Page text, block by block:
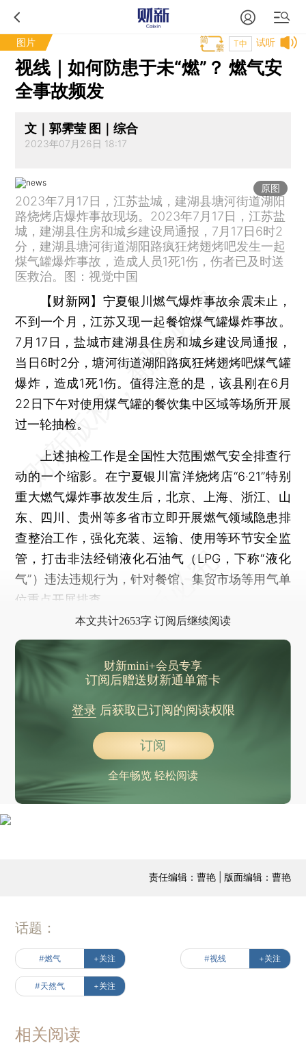
图片 试听
T中
视线｜如何防患于未“燃”？ 燃气安
全事故频发
文｜郭霁莹 图｜综合
2023年07月26日 18:17
原图
2023年7月17日，江苏盐城，建湖县塘河街道湖阳
路烧烤店爆炸事故现场。2023年7月17日，江苏盐
城，建湖县住房和城乡建设局通报，7月17日6时2
分，建湖县塘河街道湖阳路疯狂烤翅烤吧发生一起
煤气罐爆炸事故，造成人员1死1伤，伤者已及时送
医救治。图：视觉中国
【财新网】宁夏银川燃气爆炸事故余震未止，
不到一个月，江苏又现一起餐馆煤气罐爆炸事故。
7月17日，盐城市建湖县住房和城乡建设局通报，
当日6时2分，塘河街道湖阳路疯狂烤翅烤吧煤气罐
爆炸，造成1死1伤。值得注意的是，该县刚在6月
22日下午对使用煤气罐的餐饮集中区域等场所开展
过一轮抽检。
上述抽检工作是全国性大范围燃气安全排查行
动的一个缩影。在宁夏银川富洋烧烤店“6·21”特别
重大燃气爆炸事故发生后，北京、上海、浙江、山
东、四川、贵州等多省市立即开展燃气领域隐患排
查整治工作，强化充装、运输、使用等环节安全监
管，打击非法经销液化石油气（LPG，下称“液化
气”）违法违规行为，针对餐馆、集贸市场等用气单
位重点开展排查。
本文共计2653字 订阅后继续阅读
财新mini+会员专享
订阅后赠送财新通单篇卡
登录后获取已订阅的阅读权限
订阅
全年畅览 轻松阅读
责任编辑：曹艳 | 版面编辑：曹艳
话题：
#燃气 +关注 #视线 +关注
#天然气 +关注
相关阅读